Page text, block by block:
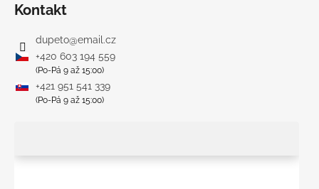
Kontakt
dupeto@email.cz
+420 603 194 559
(Po-Pá 9 až 15:00)
+421 951 541 339
(Po-Pá 9 až 15:00)